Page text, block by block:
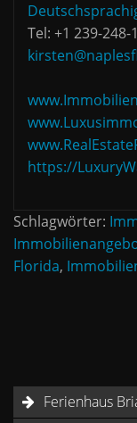
Tel: +1 239-248-
https://
Schlagwörter:
Florida,
Ferienhaus